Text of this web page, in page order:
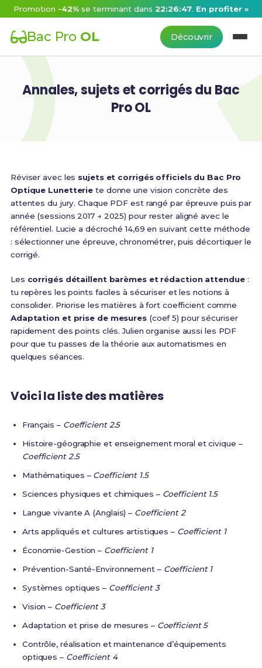
Promotion -42% se terminant dans 22:26:47. En profiter »
Bac Pro OL Découvrir
Annales, sujets et corrigés du Bac
Pro OL
Réviser avec les sujets et corrigés officiels du Bac Pro
Optique Lunetterie te donne une vision concrète des
attentes du jury. Chaque PDF est rangé par épreuve puis par
année (sessions 2017 → 2025) pour rester aligné avec le
référentiel. Lucie a décroché 14,69 en suivant cette méthode
: sélectionner une épreuve, chronométrer, puis décortiquer le
corrigé.
Les corrigés détaillent barèmes et rédaction attendue:
tu repères les points faciles à sécuriser et les notions à
consolider. Priorise les matières à fort coefficient comme
Adaptation et prise de mesures(coef 5) pour sécuriser
rapidement des points clés. Julien organise aussi les PDF
pour que tu passes de la théorie aux automatismes en
quelques séances.
Voici la liste des matières
Français – Coefficient 2.5
Histoire-géographie et enseignement moral et civique –
Coefficient 2.5
Mathématiques – Coefficient 1.5
Sciences physiques et chimiques – Coefficient 1.5
Langue vivante A (Anglais) – Coefficient 2
Arts appliqués et cultures artistiques – Coefficient 1
Économie-Gestion – Coefficient 1
Prévention-Santé-Environnement – Coefficient 1
Systèmes optiques – Coefficient 3
Vision – Coefficient 3
Adaptation et prise de mesures – Coefficient 5
Contrôle, réalisation et maintenance d’équipements
optiques – Coefficient 4